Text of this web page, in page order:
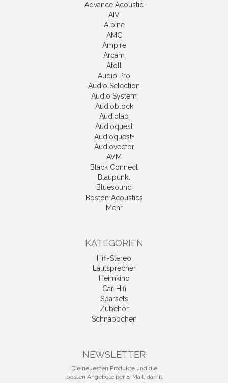
Advance Acoustic
AIV
Alpine
AMC
Ampire
Arcam
Atoll
Audio Pro
Audio Selection
Audio System
Audioblock
Audiolab
Audioquest
Audioquest+
Audiovector
AVM
Black Connect
Blaupunkt
Bluesound
Boston Acoustics
Mehr
KATEGORIEN
Hifi-Stereo
Lautsprecher
Heimkino
Car-Hifi
Sparsets
Zubehör
Schnäppchen
NEWSLETTER
Die neuesten Produkte und die
besten Angebote per E-Mail, damit